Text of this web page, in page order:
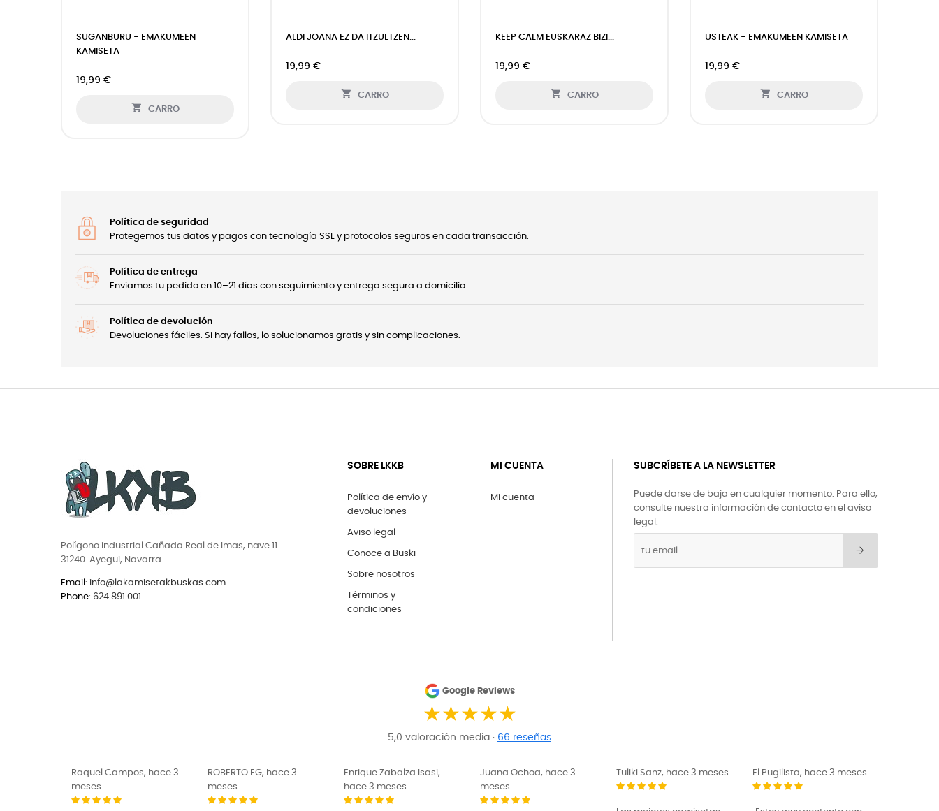
SUGANBURU - EMAKUMEEN
KAMISETA
19,99 €
 CARRO
ALDI JOANA EZ DA ITZULTZEN...
19,99 €
 CARRO
KEEP CALM EUSKARAZ BIZI...
19,99 €
 CARRO
USTEAK - EMAKUMEEN KAMISETA
19,99 €
 CARRO
Política de seguridad
Protegemos tus datos y pagos con tecnología SSL y protocolos seguros en cada transacción.
Política de entrega
Enviamos tu pedido en 10–21 días con seguimiento y entrega segura a domicilio
Política de devolución
Devoluciones fáciles. Si hay fallos, lo solucionamos gratis y sin complicaciones.
Polígono industrial Cañada Real de Imas, nave 11.
31240. Ayegui, Navarra
Email : info@lakamisetakbuskas.com
Phone: 624 891 001
SOBRE LKKB
Política de envío y
devoluciones
Aviso legal
Conoce a Buski
Sobre nosotros
Términos y
condiciones
MI CUENTA
Mi cuenta
SUBCRÍBETE A LA NEWSLETTER
Puede darse de baja en cualquier momento. Para ello,
consulte nuestra información de contacto en el aviso
legal.
Google Reviews
★★★★★
5,0 valoración media · 66 reseñas
Raquel Campos, hace 3
meses
ROBERTO EG, hace 3
meses
Enrique Zabalza Isasi,
hace 3 meses
Juana Ochoa, hace 3
meses
Tuliki Sanz, hace 3 meses El Pugilista, hace 3 meses